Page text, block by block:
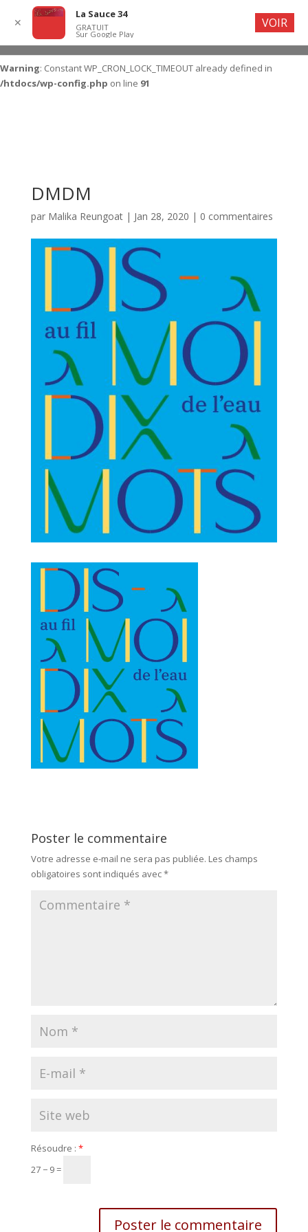
Warning : Constant WP_CRON_LOCK_TIMEOUT already defined in
/htdocs/wp-config.php on line 91
DMDM
par Malika Reungoat| Jan 28, 2020 | 0 commentaires
Poster le commentaire
Votre adresse e-mail ne sera pas publiée. Les champs
obligatoires sont indiqués avec*
Résoudre : *
27 − 9 =
✕
La Sauce 34
GRATUIT
Sur Google Play
VOIR